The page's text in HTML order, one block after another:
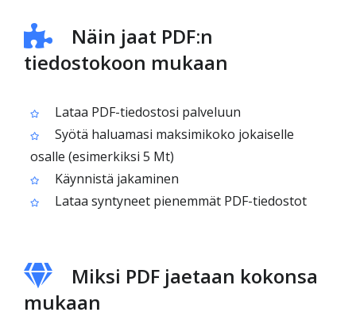
Näin jaat PDF:n
tiedostokoon mukaan
Lataa PDF-tiedostosi palveluun
Syötä haluamasi maksimikoko jokaiselle
osalle (esimerkiksi 5 Mt)
Käynnistä jakaminen
Lataa syntyneet pienemmät PDF-tiedostot
Miksi PDF jaetaan kokonsa
mukaan